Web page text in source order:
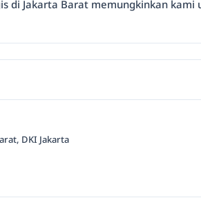
di Jakarta Barat memungkinkan
DKI Jakarta